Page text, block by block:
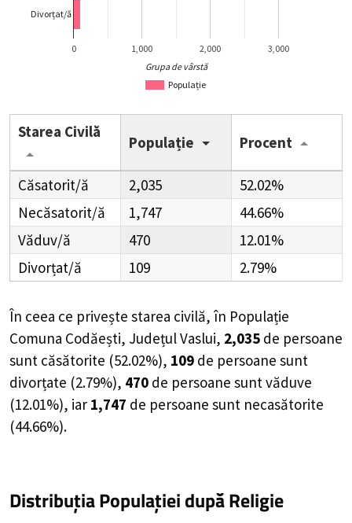
Populație
0 1,000 2,000 3,000
Divorțat/ă
Grupa de vârstă
Starea Civilă
Populație Procent
Căsatorit/ă 2,035
52.02%
Necăsatorit/ă
1,747
44.66%
Văduv/ă
470
12.01%
Divorțat/ă
109 2.79%
În ceea ce privește starea civilă, în Populație
Comuna Codăești, Județul Vaslui, 2,035 de persoane
sunt căsătorite (52.02%), 109 de persoane sunt
divorțate (2.79%), 470 de persoane sunt văduve
(12.01%), iar 1,747 de persoane sunt necasătorite
(44.66%).
Distribuția Populațieidupă Religie